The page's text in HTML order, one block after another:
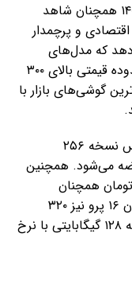
بازار موبایل ایران امروز پنجشنبه ۱۱ تیر ۱۴۰۵ همچنان شاهد
و پرچمدار
که مدل‌های
پرچمدار اپل و سامسونگ همچنان در محدوده قیمتی بالای ۳۰۰
گوشی‌های بازار با
​در بخش محصولات اپل، آیفون ۱۷ پرومکس نسخه ۲۵۶
تومان عرضه می‌شود. همچنین
قیمت ۳۷۴ میلیون تومان همچنان
گران‌ترین آیفون موجود در بازار است. آیفون ۱۶ پرو نیز ۳۲۰
میلیون تومان قیمت دارد و آیفون ۱۶ نسخه ۱۲۸ گیگابایتی با نرخ